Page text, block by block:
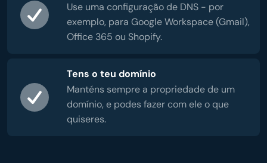
Use uma configuração de DNS - por
exemplo, para Google Workspace (Gmail),
Office 365 ou Shopify.
Tens o teu domínio
Manténs sempre a propriedade de um
domínio, e podes fazer com ele o que
quiseres.